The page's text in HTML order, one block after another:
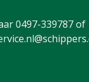
2.2 W
Zonne-energie
0497-339787of